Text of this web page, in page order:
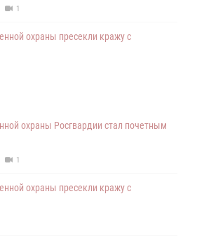
1
охраны пресекли кражу с
участие в Техническом совете
антитеррористической
пребывания людей
охраны Росгвардии стал почетным
1
охраны пресекли кражу с